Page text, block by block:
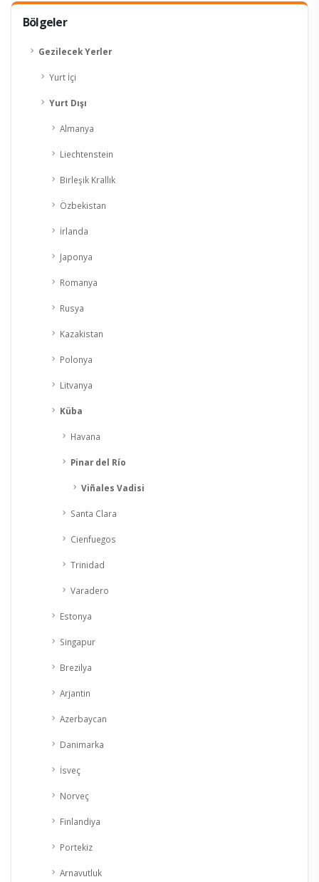
Bölgeler
Gezilecek Yerler
Yurt İçi
Yurt Dışı
Almanya
Liechtenstein
Birleşik Krallık
Özbekistan
İrlanda
Japonya
Romanya
Rusya
Kazakistan
Polonya
Litvanya
Küba
Havana
Pinar del Río
Viñales Vadisi
Santa Clara
Cienfuegos
Trinidad
Varadero
Estonya
Singapur
Brezilya
Arjantin
Azerbaycan
Danimarka
İsveç
Norveç
Finlandiya
Portekiz
Arnavutluk